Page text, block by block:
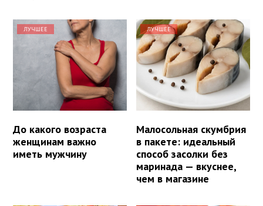
ЛУЧШЕЕ
До какого возраста
женщинам важно
иметь мужчину
ЛУЧШЕЕ
Малосольная скумбрия
в пакете: идеальный
способ засолки без
маринада — вкуснее,
чем в магазине